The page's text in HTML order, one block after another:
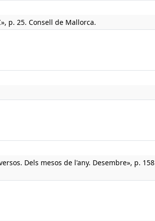
p. 25. Consell de Mallorca.
Dels mesos de l'any. Desembre», p.